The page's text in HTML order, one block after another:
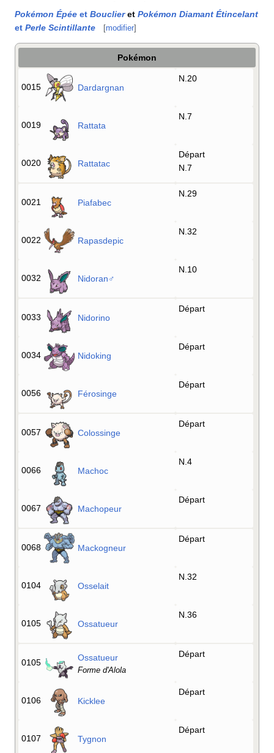
Pokémon Épée et Bouclieret Pokémon Diamant Étincelant
et Perle Scintillante [modifier]
Pokémon
0015 Dardargnan
N.20
0019 Rattata
N.7
0020 Rattatac
Départ
N.7
0021 Piafabec
N.29
0022 Rapasdepic
N.32
0032 Nidoran♂
N.10
0033 Nidorino
Départ
0034 Nidoking
Départ
0056 Férosinge
Départ
0057 Colossinge
Départ
0066 Machoc
N.4
0067 Machopeur
Départ
0068 Mackogneur
Départ
0104 Osselait
N.32
0105 Ossatueur
N.36
0105 Ossatueur
Forme d'Alola
Départ
0106 Kicklee
Départ
0107 Tygnon
Départ